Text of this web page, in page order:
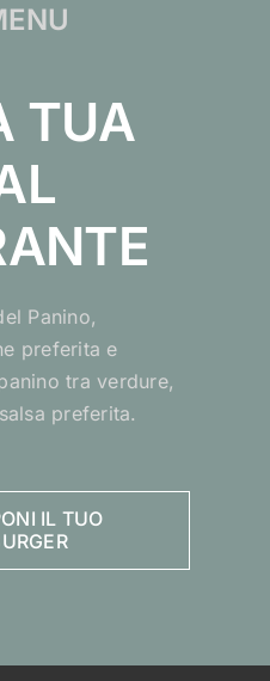
TUA
Panino,
preferita e
tra verdure,
preferita.
IL TUO